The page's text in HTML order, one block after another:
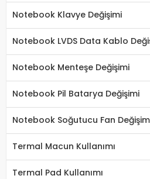
Notebook Klavye Değişimi
Notebook LVDS Data Kablo
Notebook Menteşe Değişimi
Notebook Pil Batarya Değişimi
Notebook Soğutucu Fan
Termal Macun Kullanımı
Termal Pad Kullanımı